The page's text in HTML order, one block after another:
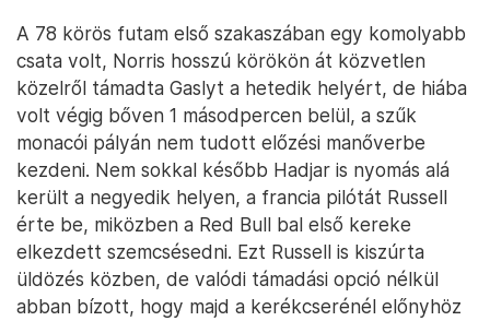
A 78 körös futam első szakaszában egy komolyabb
csata volt, Norris hosszú körökön át közvetlen
közelről támadta Gaslyt a hetedik helyért, de hiába
volt végig bőven 1 másodpercen belül, a szűk
monacói pályán nem tudott előzési manőverbe
kezdeni. Nem sokkal később Hadjar is nyomás alá
került a negyedik helyen, a francia pilótát Russell
érte be, miközben a Red Bull bal első kereke
elkezdett szemcsésedni. Ezt Russell is kiszúrta
üldözés közben, de valódi támadási opció nélkül
abban bízott, hogy majd a kerékcserénél előnyhöz